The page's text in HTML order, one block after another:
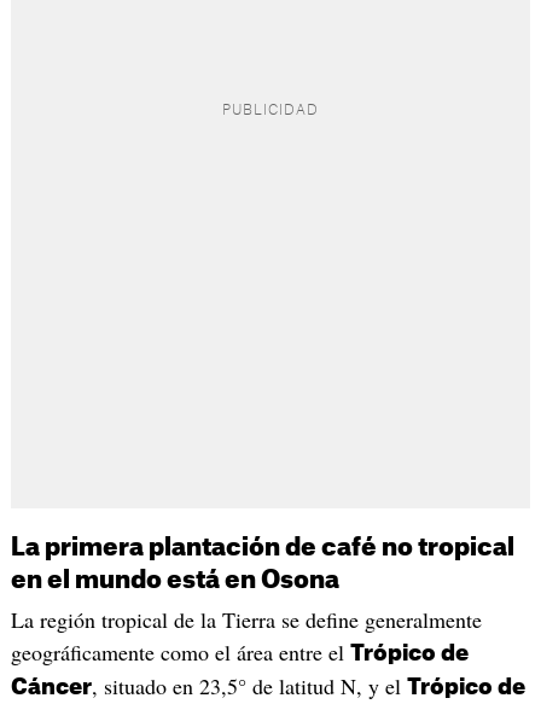
La primera plantación de café no tropical
en el mundo está en Osona
La región tropical de la Tierra se define generalmente
geográficamente como el área entre el Trópico de
Cáncer, situado en 23,5° de latitud N, y el Trópico de